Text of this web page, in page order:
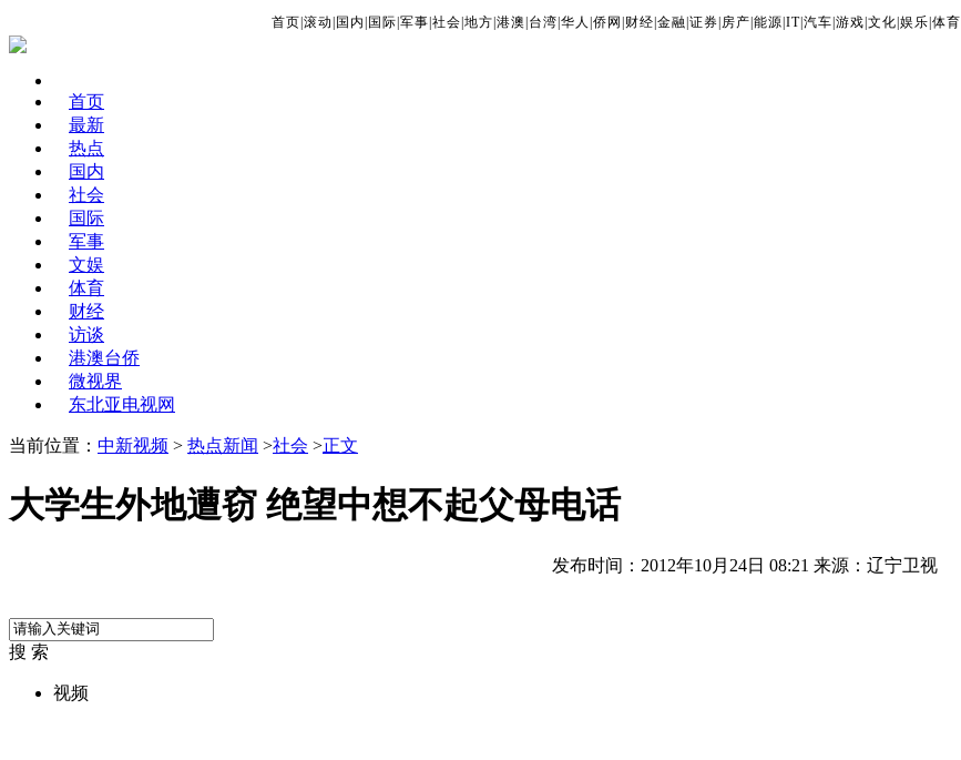
首页 滚动 国内 国际 军事 社会 地方 港澳 台湾 华人 侨网 财经 金融 证券 房产 能源 IT| 汽车 游戏 文化 娱乐 体育
首页
最新
热点
国内
社会
国际
军事
文娱
体育
财经
访谈
港澳台侨
微视界
东北亚电视网
当前位置： 中新视频 > 热点新闻 >社会 >正文
大学生外地遭窃 绝望中想不起父母电话
发布时间：2012年10月24日 08:21 来源：辽宁卫视
搜 索
视频